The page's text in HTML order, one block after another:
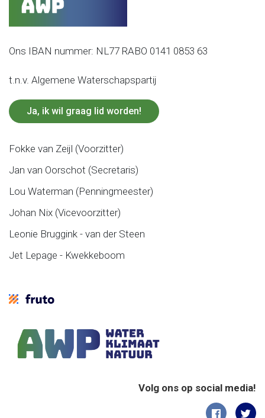
Ons IBAN nummer: NL77 RABO 0141 0853 63
t.n.v. Algemene Waterschapspartij
Ja, ik wil graag lid worden!
Fokke van Zeijl (Voorzitter)
Jan van Oorschot (Secretaris)
Lou Waterman (Penningmeester)
Johan Nix (Vicevoorzitter)
Leonie Bruggink - van der Steen
Jet Lepage - Kwekkeboom
Volg ons op social media!